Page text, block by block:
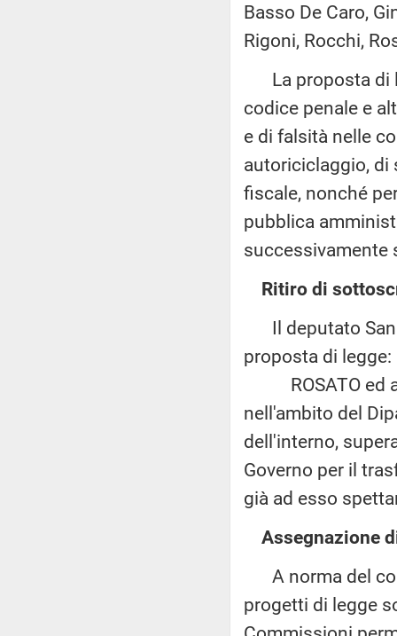
Basso De Caro,
Rigoni, Rocchi,
La proposta di
codice penale e
e di falsità nelle
autoriciclaggio, di
fiscale, nonché
pubblica
successivamente
Ritiro di
Il deputato Sani
proposta di legge:
ROSATO ed
nell'ambito del
dell'interno,
Governo per il
già ad esso
Assegnazione
A norma del
progetti di legge